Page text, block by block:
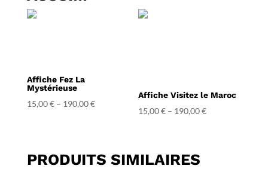
Affiche Fez La
Mystérieuse
15,00€– 190,00€
Affiche Visitez le Maroc
15,00€ – 190,00€
PRODUITS SIMILAIRES